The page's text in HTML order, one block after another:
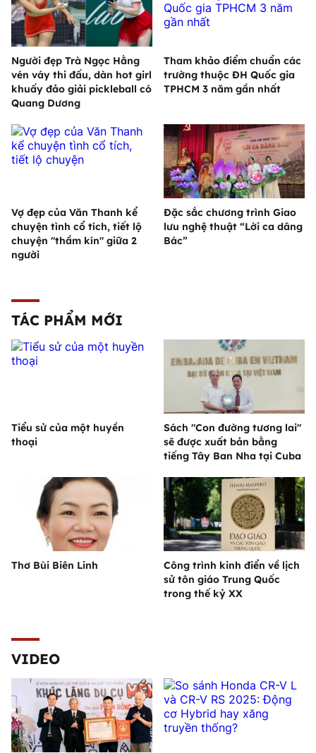
Người đẹp Trà Ngọc Hằng
vén váy thi đấu, dàn hot girl
khuấy đảo giải pickleball có
Quang Dương
Tham khảo điểm chuẩn các
trường thuộc ĐH Quốc gia
TPHCM 3 năm gần nhất
Vợ đẹp của Văn Thanh kể
chuyện tình cổ tích, tiết lộ
chuyện "thầm kín" giữa 2
người
Đặc sắc chương trình Giao
lưu nghệ thuật “Lời ca dâng
Bác”
TÁC PHẨM MỚI
Tiểu sử của một huyền
thoại
Sách "Con đường tương lai"
sẽ được xuất bản bằng
tiếng Tây Ban Nha tại Cuba
Thơ Bùi Biên Linh
Công trình kinh điển về lịch
sử tôn giáo Trung Quốc
trong thế kỷ XX
VIDEO